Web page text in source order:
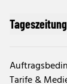
Tageszeitung
Tarife &